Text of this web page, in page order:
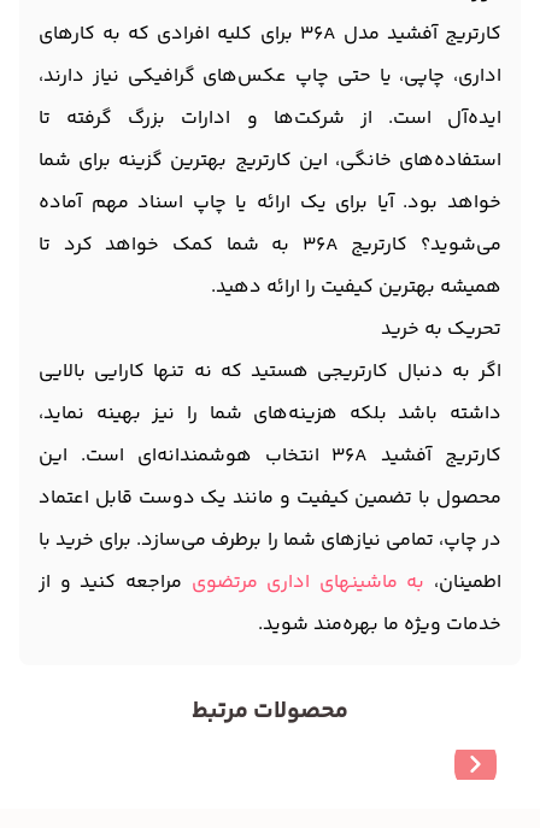
کارتریج آفشید مدل 36A برای کلیه افرادی که به کارهای
اداری، چاپی، یا حتی چاپ عکس‌های گرافیکی نیاز دارند،
ایده‌آل است. از شرکت‌ها و ادارات بزرگ گرفته تا
استفاده‌های خانگی، این کارتریج بهترین گزینه برای شما
خواهد بود. آیا برای یک ارائه‌‌ یا چاپ اسناد مهم آماده
می‌شوید؟ کارتریج 36A به شما کمک خواهد کرد تا
همیشه بهترین کیفیت را ارائه دهید.
تحریک به خرید
اگر به دنبال کارتریجی هستید که نه تنها کارایی بالایی
داشته باشد بلکه هزینه‌های شما را نیز بهینه نماید،
کارتریج آفشید 36A انتخاب هوشمندانه‌ای است. این
محصول با تضمین کیفیت و مانند یک دوست قابل اعتماد
در چاپ، تمامی نیازهای شما را برطرف می‌سازد. برای خرید با
اطمینان، به ماشینهای اداری مرتضوی مراجعه کنید و از
خدمات ویژه ما بهره‌مند شوید.
محصولات مرتبط